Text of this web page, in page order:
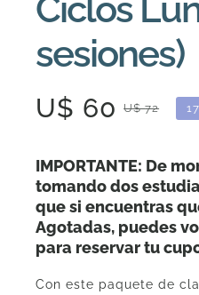
Ciclos
sesiones)
U$72
El
U$
72.
U$ 60
El
es:
U$
60.
IMPORTANTE: De
tomando dos
que si encuentras
Agotadas, puedes
para reservar tu
Con este paquete de